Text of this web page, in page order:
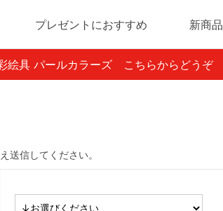
プレゼントにおすすめ 新商品
絵具 パールカラーズ こちらからどうぞ
送信してください。